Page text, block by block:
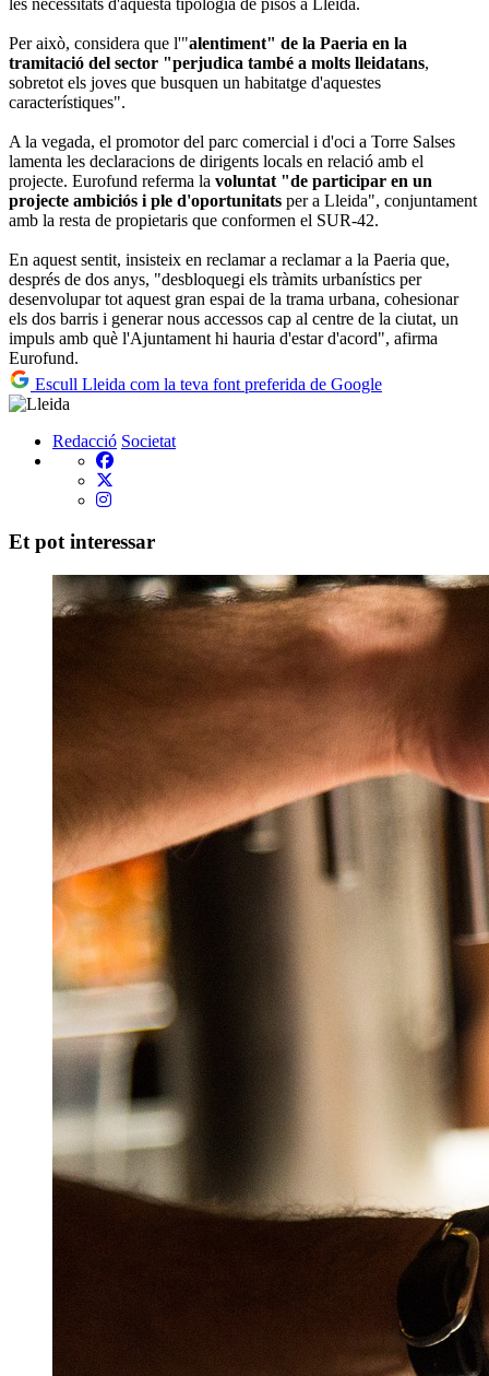
Per això, considera que l'"alentiment" de la Paeria en la
tramitació del sector "perjudica també a molts lleidatans,
sobretot els joves que busquen un habitatge d'aquestes
característiques".
A la vegada, el promotor del parc comercial i d'oci a Torre Salses
lamenta les declaracions de dirigents locals en relació amb el
projecte. Eurofund referma la voluntat "de participar en un
projecte ambiciós i ple d'oportunitats per a Lleida", conjuntament
amb la resta de propietaris que conformen el SUR-42.
En aquest sentit, insisteix en reclamar a reclamar a la Paeria que,
després de dos anys, "desbloquegi els tràmits urbanístics per
desenvolupar tot aquest gran espai de la trama urbana, cohesionar
els dos barris i generar nous accessos cap al centre de la ciutat, un
impuls amb què l'Ajuntament hi hauria d'estar d'acord", afirma
Eurofund.
Escull Lleida com la teva font preferida de Google
Redacció Societat
Et pot interessar